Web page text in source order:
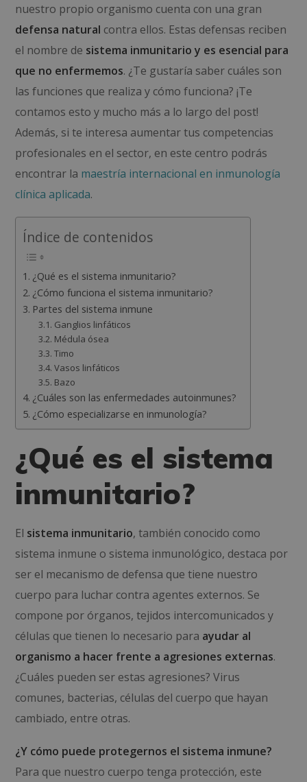
nuestro propio organismo cuenta con una gran
defensa natural contra ellos. Estas defensas reciben
el nombre de sistema inmunitario y es esencial para
que no enfermemos. ¿Te gustaría saber cuáles son
las funciones que realiza y cómo funciona? ¡Te
contamos esto y mucho más a lo largo del post!
Además, si te interesa aumentar tus competencias
profesionales en el sector, en este centro podrás
encontrar la maestría internacional en inmunología
clínica aplicada.
Índice de contenidos
¿Qué es el sistema inmunitario?
¿Cómo funciona el sistema inmunitario?
Partes del sistema inmune
Ganglios linfáticos
Médula ósea
Timo
Vasos linfáticos
Bazo
¿Cuáles son las enfermedades autoinmunes?
¿Cómo especializarse en inmunología?
¿Qué es el sistema
inmunitario?
El sistema inmunitario, también conocido como
sistema inmune o sistema inmunológico, destaca por
ser el mecanismo de defensa que tiene nuestro
cuerpo para luchar contra agentes externos. Se
compone por órganos, tejidos intercomunicados y
células que tienen lo necesario para ayudar al
organismo a hacer frente a agresiones externas.
¿Cuáles pueden ser estas agresiones? Virus
comunes, bacterias, células del cuerpo que hayan
cambiado, entre otras.
¿Y cómo puede protegernos el sistema inmune?
Para que nuestro cuerpo tenga protección, este